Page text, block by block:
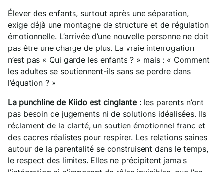
Élever des enfants, surtout après une séparation,
exige déjà une montagne de structure et de régulation
émotionnelle. L’arrivée d’une nouvelle personne ne doit
pas être une charge de plus. La vraie interrogation
n’est pas « Qui garde les enfants ? » mais : « Comment
les adultes se soutiennent-ils sans se perdre dans
l’équation ? »
La punchline de Kiido est cinglante : les parents n’ont
pas besoin de jugements ni de solutions idéalisées. Ils
réclament de la clarté, un soutien émotionnel franc et
des cadres réalistes pour respirer. Les relations saines
autour de la parentalité se construisent dans le temps,
le respect des limites. Elles ne précipitent jamais